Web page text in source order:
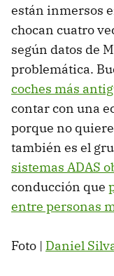
están inmersos
chocan cuatro
según datos de
problemática.
coches más
contar con una
porque no
también es el
sistemas ADAS
conducción que
entre personas
Foto | Daniel